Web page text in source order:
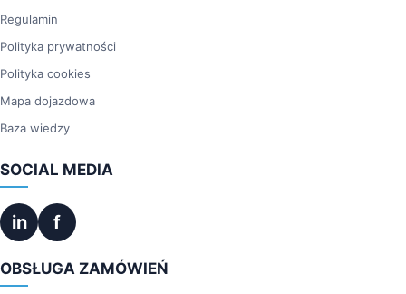
Regulamin
Polityka prywatności
Polityka cookies
Mapa dojazdowa
Baza wiedzy
SOCIAL MEDIA
in f
OBSŁUGA ZAMÓWIEŃ